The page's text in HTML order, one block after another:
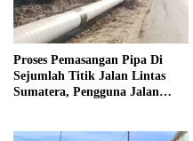
Proses Pemasangan Pipa Di
Sejumlah Titik Jalan Lintas
Sumatera, Pengguna Jalan